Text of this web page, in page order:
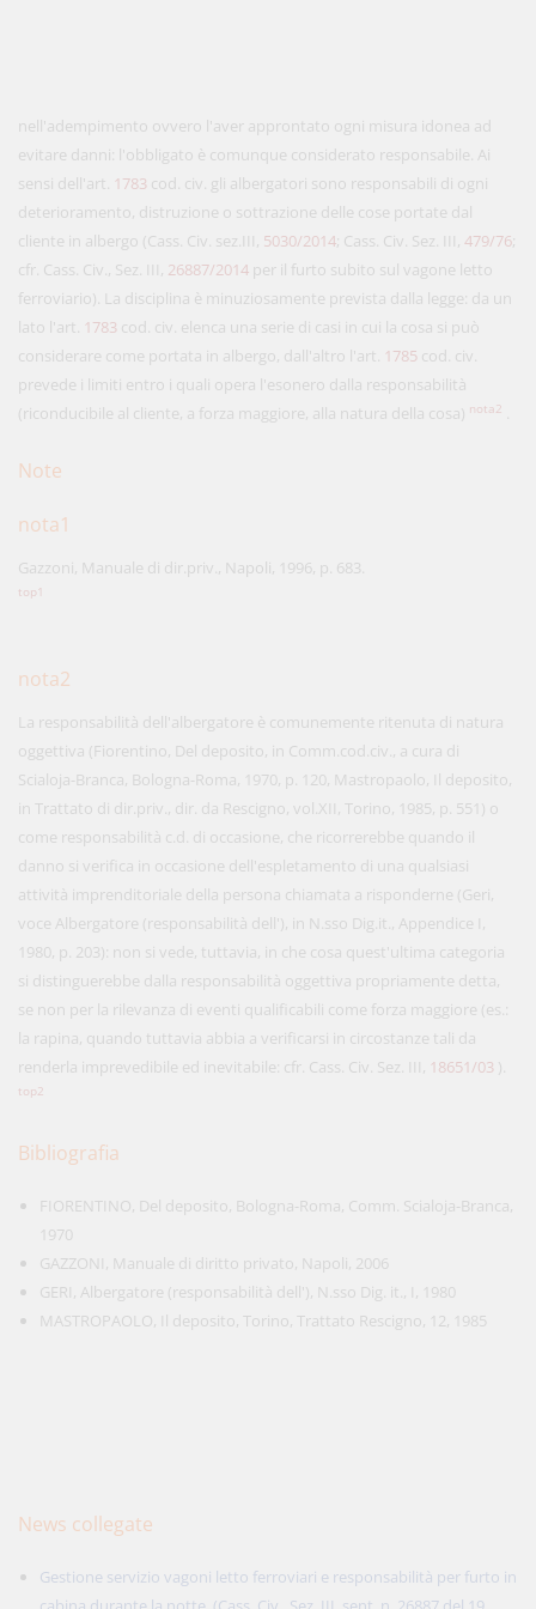
nell'adempimento ovvero l'aver approntato ogni misura idonea ad
evitare danni: l'obbligato è comunque considerato responsabile. Ai
sensi dell'art. 1783 cod. civ. gli albergatori sono responsabili di ogni
deterioramento, distruzione o sottrazione delle cose portate dal
cliente in albergo (Cass. Civ. sez.III, 5030/2014; Cass. Civ. Sez. III, 479/76;
cfr. Cass. Civ., Sez. III, 26887/2014 per il furto subito sul vagone letto
ferroviario). La disciplina è minuziosamente prevista dalla legge: da un
lato l'art. 1783 cod. civ. elenca una serie di casi in cui la cosa si può
considerare come portata in albergo, dall'altro l'art. 1785 cod. civ.
prevede i limiti entro i quali opera l'esonero dalla responsabilità
(riconducibile al cliente, a forza maggiore, alla natura della cosa) nota2
Note
nota1
Gazzoni, Manuale di dir.priv., Napoli, 1996, p. 683.
top1
nota2
La responsabilità dell'albergatore è comunemente ritenuta di natura
oggettiva (Fiorentino, Del deposito, in Comm.cod.civ., a cura di
Scialoja-Branca, Bologna-Roma, 1970, p. 120, Mastropaolo, Il deposito,
in Trattato di dir.priv., dir. da Rescigno, vol.XII, Torino, 1985, p. 551) o
come responsabilità c.d. di occasione, che ricorrerebbe quando il
danno si verifica in occasione dell'espletamento di una qualsiasi
attività imprenditoriale della persona chiamata a risponderne (Geri,
voce Albergatore (responsabilità dell'), in N.sso Dig.it., Appendice I,
1980, p. 203): non si vede, tuttavia, in che cosa quest'ultima categoria
si distinguerebbe dalla responsabilità oggettiva propriamente detta,
se non per la rilevanza di eventi qualificabili come forza maggiore (es.:
la rapina, quando tuttavia abbia a verificarsi in circostanze tali da
renderla imprevedibile ed inevitabile: cfr. Cass. Civ. Sez. III, 18651/03 ).
top2
Bibliografia
FIORENTINO, Del deposito, Bologna-Roma, Comm. Scialoja-Branca,
1970
GAZZONI, Manuale di diritto privato, Napoli, 2006
GERI, Albergatore (responsabilità dell'), N.sso Dig. it., I, 1980
MASTROPAOLO, Il deposito, Torino, Trattato Rescigno, 12, 1985
News collegate
Gestione servizio vagoni letto ferroviari e responsabilità per furto in